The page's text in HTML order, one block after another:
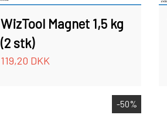
WizTool Magnet 1,5 kg
(2 stk)
119,20 DKK
-50%